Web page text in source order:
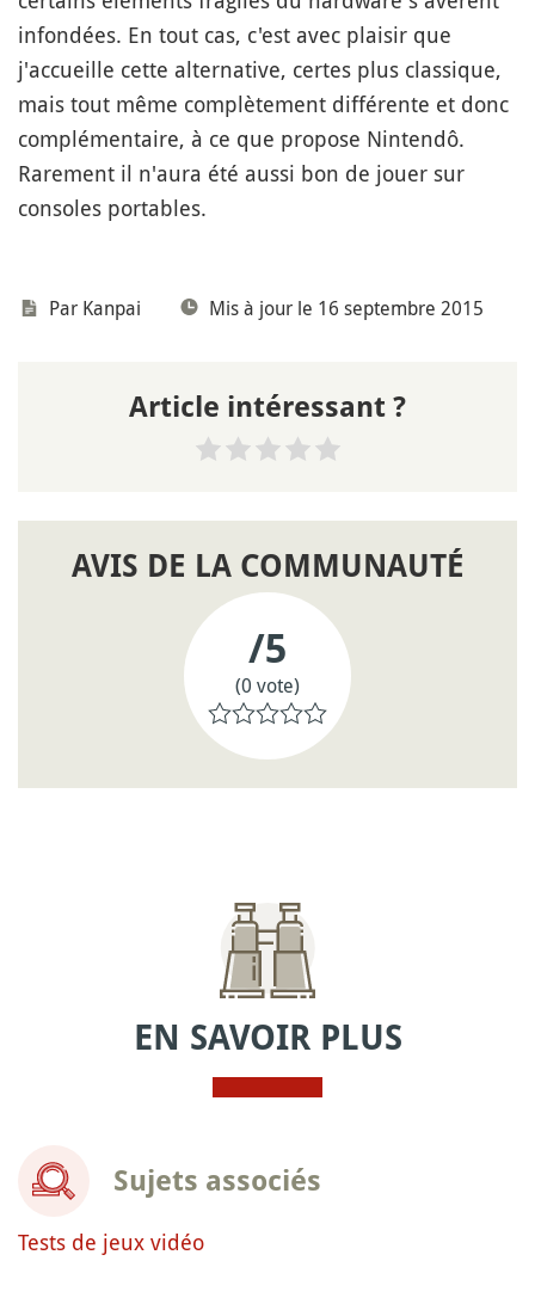
infondées. En tout cas, c'est avec plaisir que
j'accueille cette alternative, certes plus classique,
mais tout même complètement différente et donc
complémentaire, à ce que propose Nintendô.
Rarement il n'aura été aussi bon de jouer sur
consoles portables.
Par Kanpai Mis à jour le 16 septembre 2015
Article intéressant ?
AVIS DE LA COMMUNAUTÉ
/5
(0 vote)
EN SAVOIR PLUS
Sujets associés
Tests de jeux vidéo